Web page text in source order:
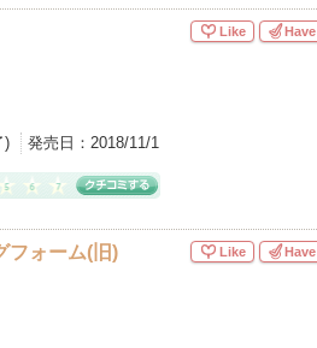
) 発売日： 2018/11/1
Like Have
フォーム(旧) Like Have